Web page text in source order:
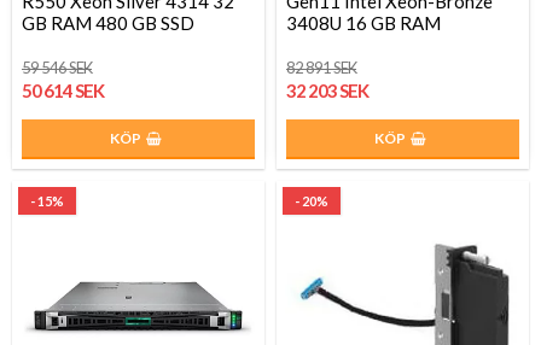
GB RAM 480 GB SSD
59 546 SEK
50 614 SEK
KÖP
3408U 16 GB RAM
82 891 SEK
32 203 SEK
KÖP
- 15% - 20%